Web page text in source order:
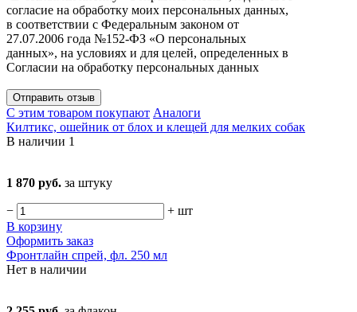
согласие на обработку моих персональных данных,
в соответствии с Федеральным законом от
27.07.2006 года №152-ФЗ «О персональных
данных», на условиях и для целей, определенных в
Согласии на обработку персональных данных
Отправить отзыв
С этим товаром покупают Аналоги
Килтикс, ошейник от блох и клещей для мелких собак
В наличии 1
1 870 руб. за штуку
− + шт
В корзину
Оформить заказ
Фронтлайн спрей, фл. 250 мл
Нет в наличии